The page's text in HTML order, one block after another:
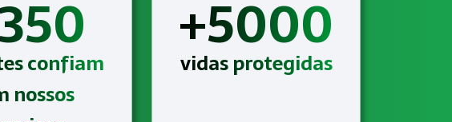
confiam
nossos
+5000
vidas protegidas